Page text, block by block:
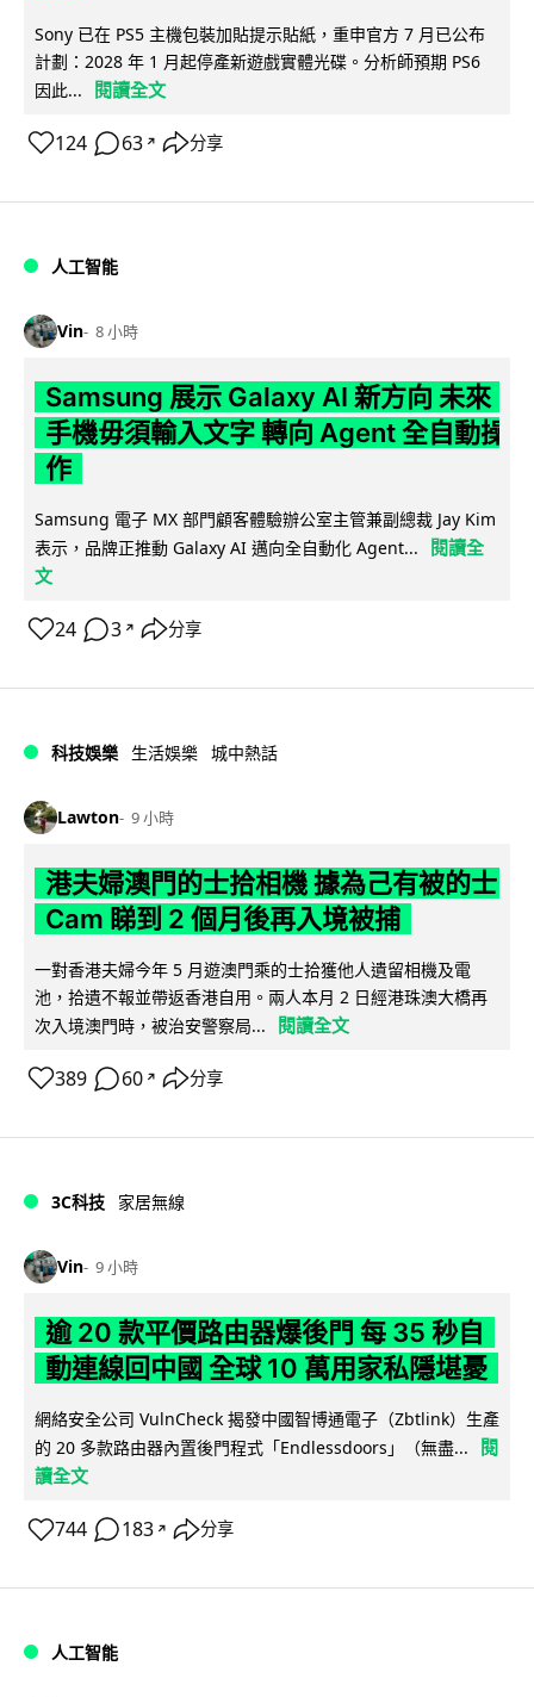
Sony 已在 PS5 主機包裝加貼提示貼紙，重申官方 7 月已公布
計劃：2028 年 1 月起停產新遊戲實體光碟。分析師預期 PS6
因此...
閱讀全文
124 63 ↗ 分享
人工智能
Vin 8 小時
Samsung 展示 Galaxy AI 新方向 未來
手機毋須輸入文字 轉向 Agent 全自動操
作
Samsung 電子 MX 部門顧客體驗辦公室主管兼副總裁 Jay Kim
表示，品牌正推動 Galaxy AI 邁向全自動化 Agent...
閱讀全
文
24 3 ↗ 分享
科技娛樂 生活娛樂 城中熱話
Lawton 9 小時
港夫婦澳門的士拾相機 據為己有被的士
Cam 睇到 2 個月後再入境被捕
一對香港夫婦今年 5 月遊澳門乘的士拾獲他人遺留相機及電
池，拾遺不報並帶返香港自用。兩人本月 2 日經港珠澳大橋再
次入境澳門時，被治安警察局...
閱讀全文
389 60 ↗ 分享
3C科技 家居無線
Vin 9 小時
逾 20 款平價路由器爆後門 每 35 秒自
動連線回中國 全球 10 萬用家私隱堪憂
網絡安全公司 VulnCheck 揭發中國智博通電子（Zbtlink）生產
的 20 多款路由器內置後門程式「Endlessdoors」（無盡...
閱
讀全文
744 183 ↗ 分享
人工智能